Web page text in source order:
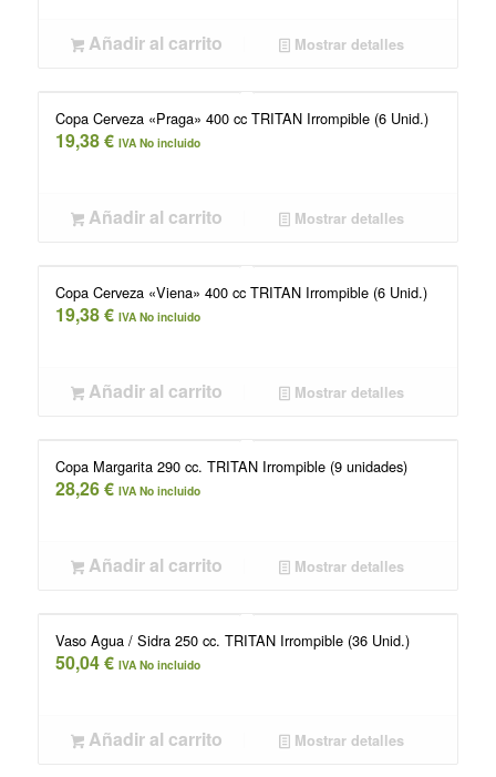
Añadir al carrito Mostrar detalles
Copa Cerveza «Praga» 400 cc TRITAN Irrompible (6 Unid.)
19,38€ IVA No incluido
Añadir al carrito Mostrar detalles
Copa Cerveza «Viena» 400 cc TRITAN Irrompible (6 Unid.)
19,38€ IVA No incluido
Añadir al carrito Mostrar detalles
Copa Margarita 290 cc. TRITAN Irrompible (9 unidades)
28,26€ IVA No incluido
Añadir al carrito Mostrar detalles
Vaso Agua / Sidra 250 cc. TRITAN Irrompible (36 Unid.)
50,04€ IVA No incluido
Añadir al carrito Mostrar detalles